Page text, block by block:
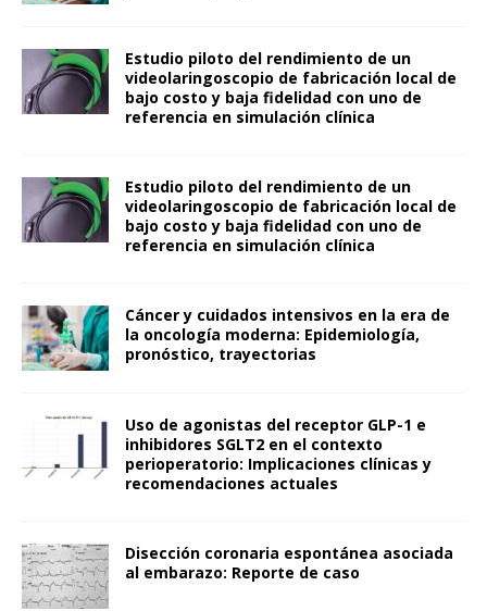
Estudio piloto del rendimiento de un
videolaringoscopio de fabricación local de
bajo costo y baja fidelidad con uno de
referencia en simulación clínica
Estudio piloto del rendimiento de un
videolaringoscopio de fabricación local de
bajo costo y baja fidelidad con uno de
referencia en simulación clínica
Cáncer y cuidados intensivos en la era de
la oncología moderna: Epidemiología,
pronóstico, trayectorias
Uso de agonistas del receptor GLP-1 e
inhibidores SGLT2 en el contexto
perioperatorio: Implicaciones clínicas y
recomendaciones actuales
Disección coronaria espontánea asociada
al embarazo: Reporte de caso